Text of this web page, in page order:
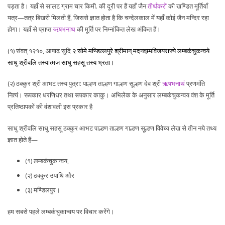
पड़ता है। यहाँ से सालट ग्राम चार किमी. की दूरी पर हैं यहाँ जैनतीर्थंकरोंकी खण्डित मूर्तियाँ
यत्र—तत्र बिखरी मिलती हैं, जिससे ज्ञात होता है कि चन्देलकाल में यहाँ कोई जैन मन्दिर रहा
होगा। यहाँ से प्राप्तऋषभनाथकी मूर्ति पर निम्नांकित लेख अंकित हैं।
(१) संवत् १२१०, आषाढ़ सुदि २ सोमे मण्डिल्लपुरे श्रीमान् मदनवम्र्मविजयराज्ये लम्बकंचुकन्वये
साधु श्रीवलि तस्यात्मज साधु सहसू तस्य भ्रता।
(२) ठक्कुर श्री आभट तस्य पुत्रा: पाल्हण ताल्हण गाल्हण सूल्हण देव श्रीऋषभनाथंप्रणमंति
नित्यं। रूपकार धरणिधर तथा रूपकार काकु। अभिलेक के अनुसार लम्बकंचुकन्वय वंश के मूर्ति
प्रतिष्ठापकों की वंशावली इस प्रकार है
साधु श्रीवलि साधु सहसू ठक्कुर आभट पाल्हण ताल्हण गाल्हण सूल्हण विवेच्य लेख से तीन नये तथ्य
ज्ञात होते हैं—
(१) लम्बकंचुकान्वय,
(२) ठक्कुर उपाधि और
(३) मण्डिलपुर।
हम सबसे पहले लम्बकंचुकान्वय पर विचार करेंगे।